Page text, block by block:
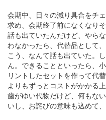
会期中、日々の減り具合をチ
求め、会期終了前になくなり
話も出ていたんだけど、やら
わなかったら、代替品として
こう、なんて話も出ていた。
ん。できることといったら、
リントしたセットを作って代
よりもずっとコストがかかる
歯がゆい代物だけど、何もな
いし、お詫びの意味も込めて